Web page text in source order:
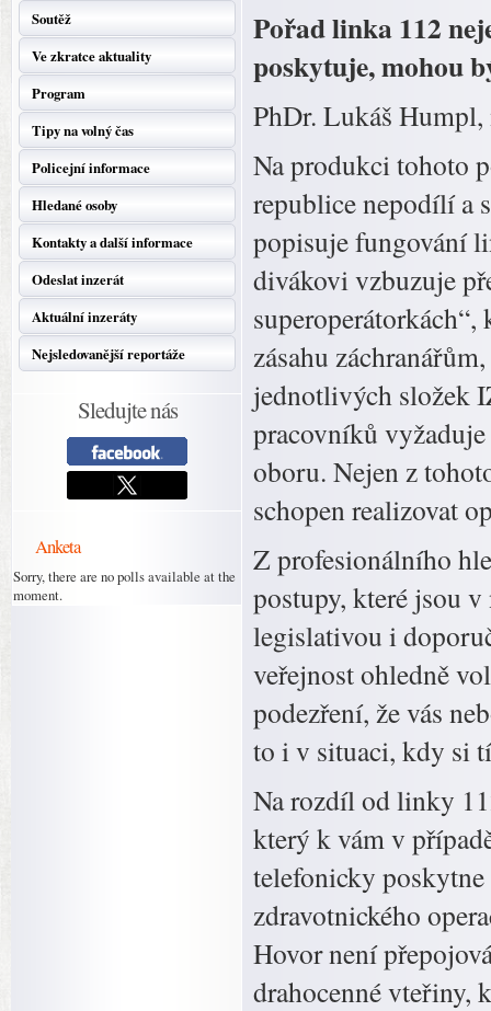
Soutěž
Ve zkratce aktuality
Program
Tipy na volný čas
Policejní informace
Hledané osoby
Kontakty a další informace
Odeslat inzerát
Aktuální inzeráty
Nejsledovanější reportáže
Sledujte nás
Anketa
Sorry, there are no polls available at the
moment.
Pořad linka 112
poskytuje, mohou
PhDr. Lukáš
Na produkci tohoto
republice nepodílí a
popisuje fungování
divákovi vzbuzuje
zásahu
jednotlivých složek
pracovníků
oboru. Nejen z
schopen realizovat
Z profesionálního
postupy, které jsou
legislativou i
veřejnost ohledně
podezření, že vás
to i v situaci, kdy si
Na rozdíl od linky
který k vám v
telefonicky
zdravotnického
Hovor není
drahocenné vteřiny,